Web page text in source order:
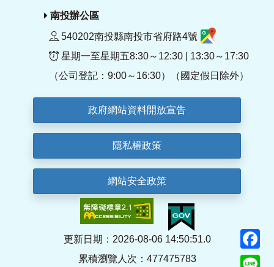
南投辦公區
540202南投縣南投市省府路4號
星期一至星期五8:30～12:30 | 13:30～17:30
（公司登記：9:00～16:30）（國定假日除外）
政府網站資料開放宣告
隱私權政策
網站安全政策
更新日期：2026-08-06 14:50:51.0
累積瀏覽人次：477475783